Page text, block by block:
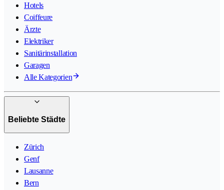
Hotels
Coiffeure
Ärzte
Elektriker
Sanitärinstallation
Garagen
Alle Kategorien
Beliebte Städte
Zürich
Genf
Lausanne
Bern